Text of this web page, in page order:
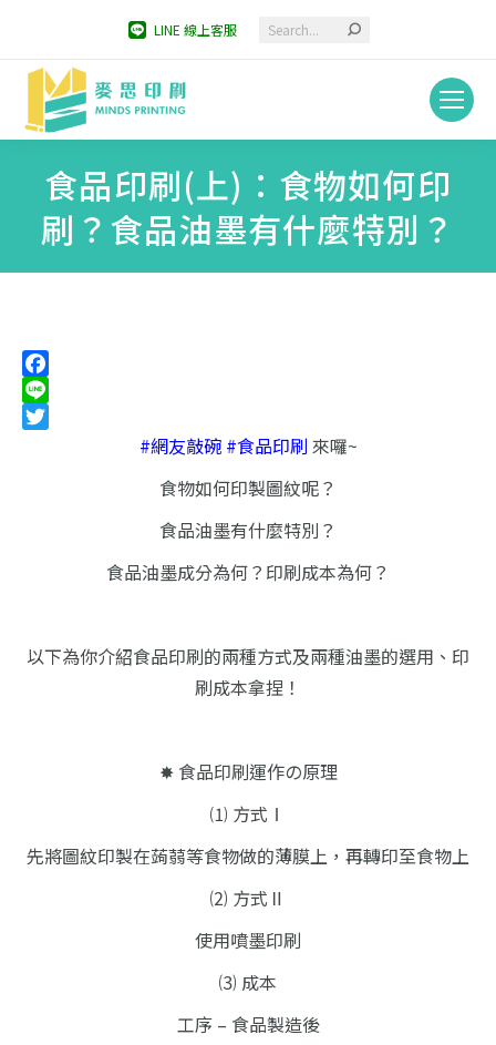
LINE 線上客服 Search:
食品印刷(上)：食物如何印
刷？食品油墨有什麼特別？
Facebook
Line
#網友敲碗 #食品印刷 來囉~
食物如何印製圖紋呢？
食品油墨有什麼特別？
食品油墨成分為何？印刷成本為何？
以下為你介紹食品印刷的兩種方式及兩種油墨的選用、印
刷成本拿捏！
✸ 食品印刷運作の原理
⑴ 方式Ⅰ
先將圖紋印製在蒟蒻等食物做的薄膜上， 再轉印至食物上
⑵ 方式Ⅱ
使用噴墨印刷
⑶ 成本
工序 – 食品製造後